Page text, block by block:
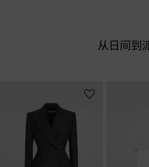
从日间到